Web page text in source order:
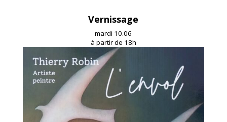
Vernissage
mardi 10.06
à partir de 18h